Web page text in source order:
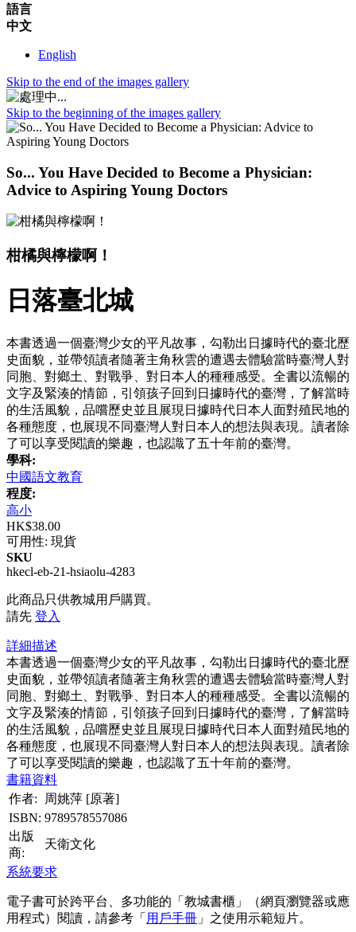
語言
中文
English
Skip to the end of the images gallery
Skip to the beginning of the images gallery
So... You Have Decided to Become a Physician:
Advice to Aspiring Young Doctors
柑橘與檸檬啊！
日落臺北城
本書透過一個臺灣少女的平凡故事，勾勒出日據時代的臺北歷
史面貌，並帶領讀者隨著主角秋雲的遭遇去體驗當時臺灣人對
同胞、對鄉土、對戰爭、對日本人的種種感受。全書以流暢的
文字及緊湊的情節，引領孩子回到日據時代的臺灣，了解當時
的生活風貌，品嚐歷史並且展現日據時代日本人面對殖民地的
各種態度，也展現不同臺灣人對日本人的想法與表現。讀者除
了可以享受閱讀的樂趣，也認識了五十年前的臺灣。
學科:
中國語文教育
程度:
高小
HK$38.00
可用性: 現貨
SKU
hkecl-eb-21-hsiaolu-4283
此商品只供教城用戶購買。
請先 登入
詳細描述
本書透過一個臺灣少女的平凡故事，勾勒出日據時代的臺北歷
史面貌，並帶領讀者隨著主角秋雲的遭遇去體驗當時臺灣人對
同胞、對鄉土、對戰爭、對日本人的種種感受。全書以流暢的
文字及緊湊的情節，引領孩子回到日據時代的臺灣，了解當時
的生活風貌，品嚐歷史並且展現日據時代日本人面對殖民地的
各種態度，也展現不同臺灣人對日本人的想法與表現。讀者除
了可以享受閱讀的樂趣，也認識了五十年前的臺灣。
書籍資料
作者:
周姚萍 [原著]
ISBN: 9789578557086
出版
商:
天衛文化
系統要求
電子書可於跨平台、多功能的「教城書櫃」（網頁瀏覽器或應
用程式）閱讀，請參考「 用戶手冊 」之使用示範短片。